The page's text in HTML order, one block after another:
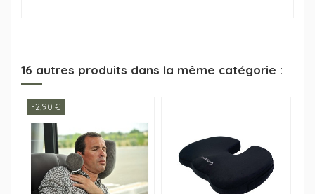
16 autres produits dans la même catégorie :
-2,90 €